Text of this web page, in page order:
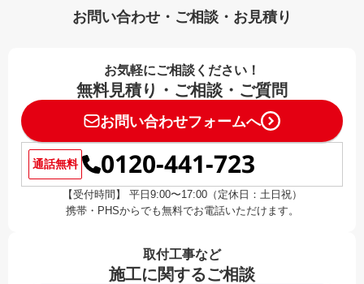
お問い合わせ・ご相談・お見積り
お気軽にご相談ください！
無料見積り・ご相談・ご質問
お問い合わせフォームへ
通話無料 0120-441-723
【受付時間】 平日9:00〜17:00（定休日：土日祝）
携帯・PHSからでも無料でお電話いただけます。
取付工事など
施工に関するご相談